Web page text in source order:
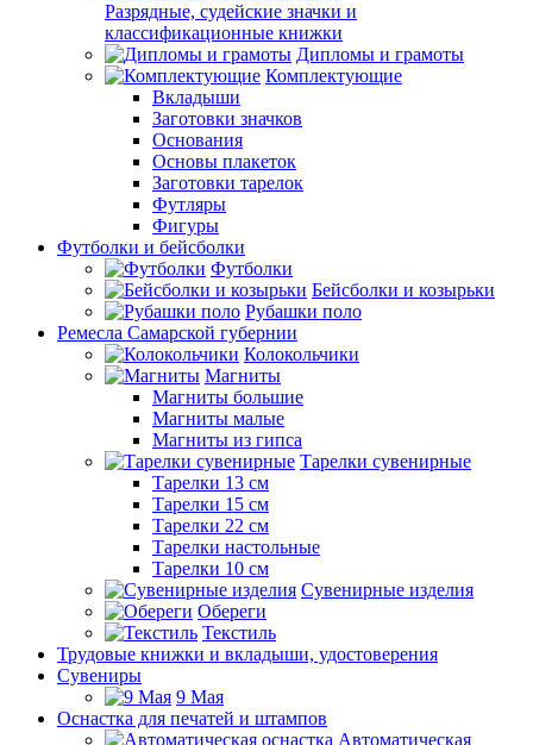
Разрядные, судейские значки и
классификационные книжки
Дипломы и грамоты
Комплектующие
Вкладыши
Заготовки значков
Основания
Основы плакеток
Заготовки тарелок
Футляры
Фигуры
Футболки и бейсболки
Футболки
Бейсболки и козырьки
Рубашки поло
Ремесла Самарской губернии
Колокольчики
Магниты
Магниты большие
Магниты малые
Магниты из гипса
Тарелки сувенирные
Тарелки 13 см
Тарелки 15 см
Тарелки 22 см
Тарелки настольные
Тарелки 10 см
Сувенирные изделия
Обереги
Текстиль
Трудовые книжки и вкладыши, удостоверения
Сувениры
9 Мая
Оснастка для печатей и штампов
Автоматическая